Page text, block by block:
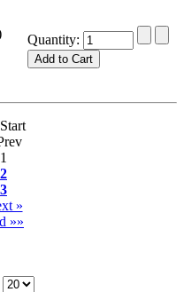
Quantity:
1
2
3
»
»»